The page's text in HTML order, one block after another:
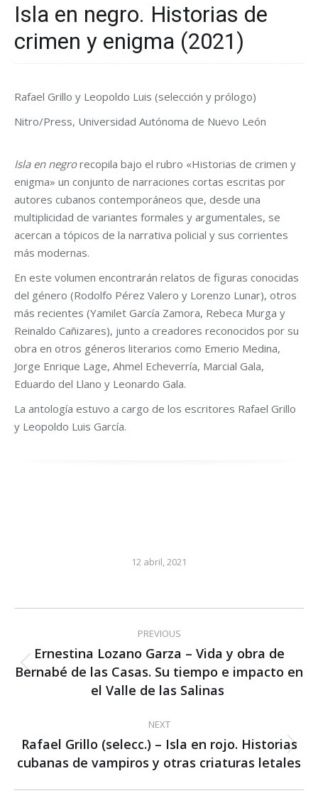
Isla en negro. Historias de
crimen y enigma (2021)
Rafael Grillo y Leopoldo Luis (selección y prólogo)
Nitro/Press, Universidad Autónoma de Nuevo León
Isla en negrorecopila bajo el rubro «Historias de crimen y
enigma» un conjunto de narraciones cortas escritas por
autores cubanos contemporáneos que, desde una
multiplicidad de variantes formales y argumentales, se
acercan a tópicos de la narrativa policial y sus corrientes
más modernas.
En este volumen encontrarán relatos de figuras conocidas
del género (Rodolfo Pérez Valero y Lorenzo Lunar), otros
más recientes (Yamilet García Zamora, Rebeca Murga y
Reinaldo Cañizares), junto a creadores reconocidos por su
obra en otros géneros literarios como Emerio Medina,
Jorge Enrique Lage, Ahmel Echeverría, Marcial Gala,
Eduardo del Llano y Leonardo Gala.
La antología estuvo a cargo de los escritores Rafael Grillo
y Leopoldo Luis García.
12 abril, 2021
navigation
PREVIOUS
Previous
post:
Ernestina Lozano Garza – Vida y obra de
Bernabé de las Casas. Su tiempo e impacto en
el Valle de las Salinas
NEXT
Next
post:
Rafael Grillo (selecc.) – Isla en rojo. Historias
cubanas de vampiros y otras criaturas letales